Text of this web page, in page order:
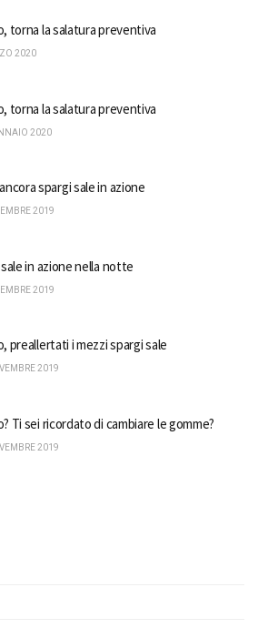
torna la salatura preventiva
2020
torna la salatura preventiva
2020
spargi sale in azione
2019
in azione nella notte
2019
preallertati i mezzi spargi sale
2019
Ti sei ricordato di cambiare le gomme?
2019